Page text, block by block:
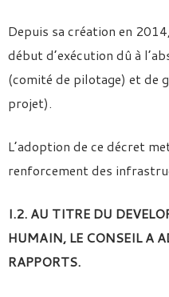
Depuis sa création en
début d’exécution dû à
(comité de pilotage) et de
projet).
L’adoption de ce décret
renforcement des
I.2. AU TITRE DU
HUMAIN, LE CONSEIL A
RAPPORTS.